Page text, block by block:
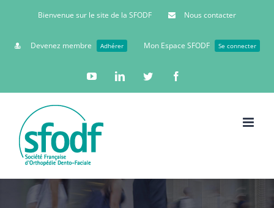
Bienvenue sur le site de la SFODF Nous contacter
Devenez membre Adhérer Mon Espace SFODF Se connecter
YouTubeLinkedinTwitter